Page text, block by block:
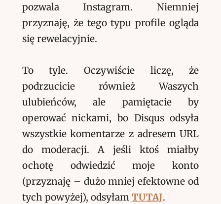
pozwala Instagram. Niemniej
przyznaję, że tego typu profile ogląda
się rewelacyjnie.
To tyle. Oczywiście liczę, że
podrzucicie również Waszych
ulubieńców, ale pamiętacie by
operować nickami, bo Disqus odsyła
wszystkie komentarze z adresem URL
do moderacji. A jeśli ktoś miałby
ochotę odwiedzić moje konto
(przyznaję – dużo mniej efektowne od
tych powyżej), odsyłam TUTAJ.